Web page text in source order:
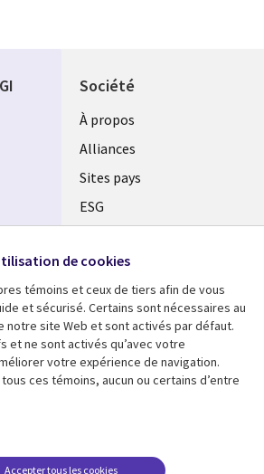
Société
À propos
Alliances
Sites pays
ESG
Fusions
Salle de presse
Support
Restrictions et
de cookies
témoins et ceux de tiers afin de vous
et sécurisé. Certains sont nécessaires au
notre site Web et sont activés par défaut.
et ne sont activés qu’avec votre
votre expérience de navigation.
ces témoins, aucun ou certains d’entre
Accepter tous les cookies